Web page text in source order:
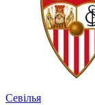
Севілья